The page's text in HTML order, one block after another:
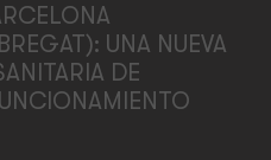
UNA NUEVA
DE